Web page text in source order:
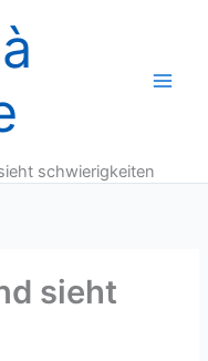
schwierigkeiten
sieht